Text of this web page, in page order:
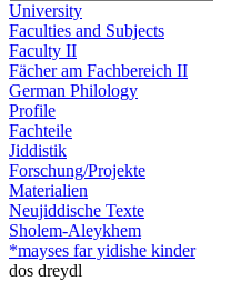
University
Faculties and Subjects
Faculty II
Fächer am Fachbereich II
German Philology
Profile
Fachteile
Jiddistik
Forschung/Projekte
Materialien
Neujiddische Texte
Sholem-Aleykhem
*mayses far yidishe kinder
dos dreydl